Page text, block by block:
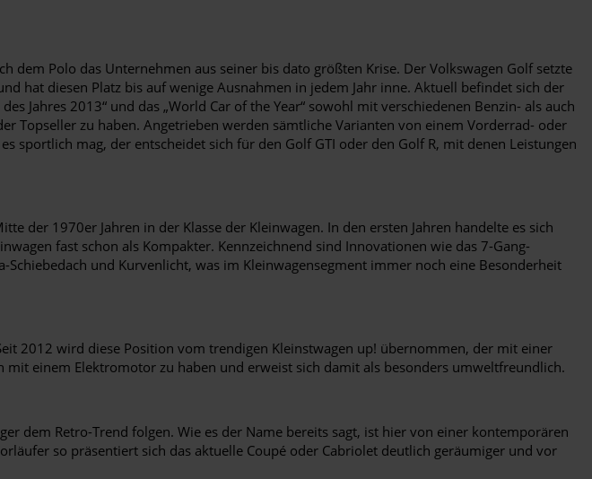
Polo das Unternehmen aus seiner bis dato größten Krise. Der Volkswagen Golf setzte
hat diesen Platz bis auf wenige Ausnahmen in jedem Jahr inne. Aktuell befindet sich der
Jahres 2013“ und das „World Car of the Year“ sowohl mit verschiedenen Benzin- als auch
Topseller zu haben. Angetrieben werden sämtliche Varianten von einem Vorderrad- oder
sportlich mag, der entscheidet sich für den Golf GTI oder den Golf R, mit denen Leistungen
der 1970er Jahren in der Klasse der Kleinwagen. In den ersten Jahren handelte es sich
fast schon als Kompakter. Kennzeichnend sind Innovationen wie das 7-Gang-
und Kurvenlicht, was im Kleinwagensegment immer noch eine Besonderheit
2012 wird diese Position vom trendigen Kleinstwagen up! übernommen, der mit einer
einem Elektromotor zu haben und erweist sich damit als besonders umweltfreundlich.
dem Retro-Trend folgen. Wie es der Name bereits sagt, ist hier von einer kontemporären
so präsentiert sich das aktuelle Coupé oder Cabriolet deutlich geräumiger und vor